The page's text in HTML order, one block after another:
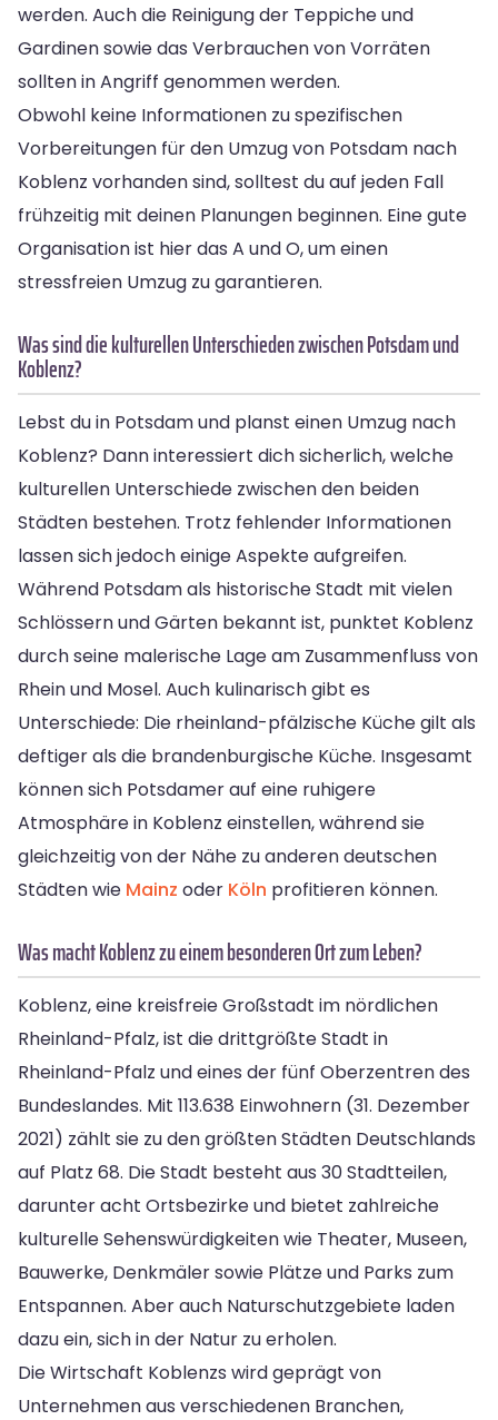
werden. Auch die Reinigung der Teppiche und
Gardinen sowie das Verbrauchen von Vorräten
sollten in Angriff genommen werden.
Obwohl keine Informationen zu spezifischen
Vorbereitungen für den Umzug von Potsdam nach
Koblenz vorhanden sind, solltest du auf jeden Fall
frühzeitig mit deinen Planungen beginnen. Eine gute
Organisation ist hier das A und O, um einen
stressfreien Umzug zu garantieren.
Was sind die kulturellen Unterschieden zwischen Potsdam und
Koblenz?
Lebst du in Potsdam und planst einen Umzug nach
Koblenz? Dann interessiert dich sicherlich, welche
kulturellen Unterschiede zwischen den beiden
Städten bestehen. Trotz fehlender Informationen
lassen sich jedoch einige Aspekte aufgreifen.
Während Potsdam als historische Stadt mit vielen
Schlössern und Gärten bekannt ist, punktet Koblenz
durch seine malerische Lage am Zusammenfluss von
Rhein und Mosel. Auch kulinarisch gibt es
Unterschiede: Die rheinland-pfälzische Küche gilt als
deftiger als die brandenburgische Küche. Insgesamt
können sich Potsdamer auf eine ruhigere
Atmosphäre in Koblenz einstellen, während sie
gleichzeitig von der Nähe zu anderen deutschen
Städten wie Mainz oder Köln profitieren können.
Was macht Koblenz zu einem besonderen Ort zum Leben?
Koblenz, eine kreisfreie Großstadt im nördlichen
Rheinland-Pfalz, ist die drittgrößte Stadt in
Rheinland-Pfalz und eines der fünf Oberzentren des
Bundeslandes. Mit 113.638 Einwohnern (31. Dezember
2021) zählt sie zu den größten Städten Deutschlands
auf Platz 68. Die Stadt besteht aus 30 Stadtteilen,
darunter acht Ortsbezirke und bietet zahlreiche
kulturelle Sehenswürdigkeiten wie Theater, Museen,
Bauwerke, Denkmäler sowie Plätze und Parks zum
Entspannen. Aber auch Naturschutzgebiete laden
dazu ein, sich in der Natur zu erholen.
Die Wirtschaft Koblenzs wird geprägt von
Unternehmen aus verschiedenen Branchen,